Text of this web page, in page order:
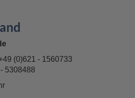
(0)621 - 1560733
5308488